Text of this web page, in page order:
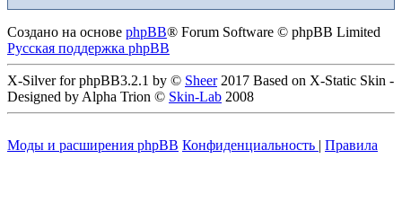
Создано на основе phpBB® Forum Software © phpBB Limited
Русская поддержка phpBB
X-Silver for phpBB3.2.1 by © Sheer2017 Based on X-Static Skin -
Designed by Alpha Trion © Skin-Lab 2008
Моды и расширения phpBB Конфиденциальность | Правила